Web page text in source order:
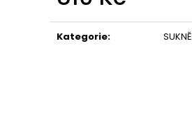
cena:
Kategorie: SUKNĚ